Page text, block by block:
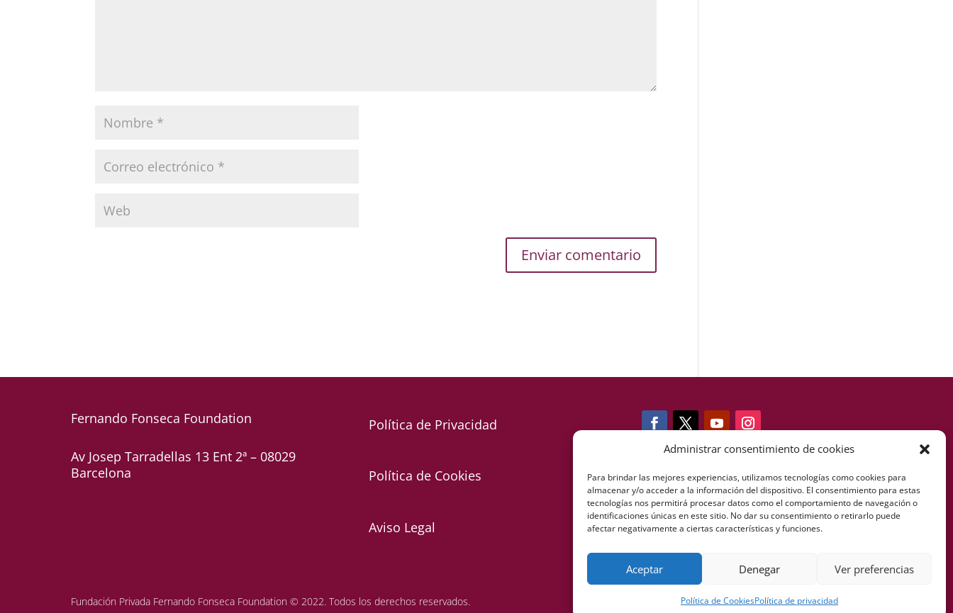
Administrar consentimiento de cookies
Para brindar las mejores experiencias, utilizamos tecnologías como cookies para
almacenar y/o acceder a la información del dispositivo. El consentimiento para estas
tecnologías nos permitirá procesar datos como el comportamiento de navegación o
identificaciones únicas en este sitio. No dar su consentimiento o retirarlo puede
afectar negativamente a ciertas características y funciones.
Aceptar Denegar Ver preferencias
Política de CookiesPolítica de privacidad
Fernando Fonseca Foundation
Av Josep Tarradellas 13 Ent 2ª – 08029
Barcelona
Política de Privacidad
Política de Cookies
Aviso Legal
Telf: +34 607 085 473
info@fernandofonsecafundacion.org
Fundación Privada Fernando Fonseca Foundation © 2022. Todos los derechos reservados.